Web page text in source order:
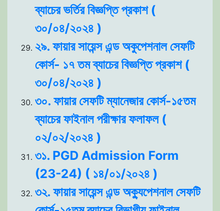
ব্যাচের ভর্তির বিজ্ঞপ্তি প্রকাশ (
৩০/০৪/২০২৪ )
২৯. ফায়ার সায়েন্স এন্ড অকুপেশনাল সেফটি
কোর্স- ১৭ তম ব্যাচের বিজ্ঞপ্তি প্রকাশ (
৩০/০৪/২০২৪ )
৩০. ফায়ার সেফটি ম্যানেজার কোর্স-১৫তম
ব্যাচের ফাইনাল পরীক্ষার ফলাফল (
০২/০২/২০২৪ )
৩১. PGD Admission Form
(23-24) ( ১৪/০১/২০২৪ )
৩২. ফায়ার সায়েন্স এন্ড অক্যুপেশনাল সেফটি